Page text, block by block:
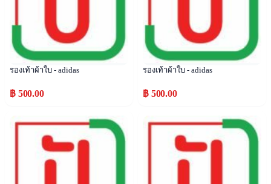
รองเท้าผ้าใบ - adidas
฿ 500.00
รองเท้าผ้าใบ - adidas
฿ 500.00
Popular Popular